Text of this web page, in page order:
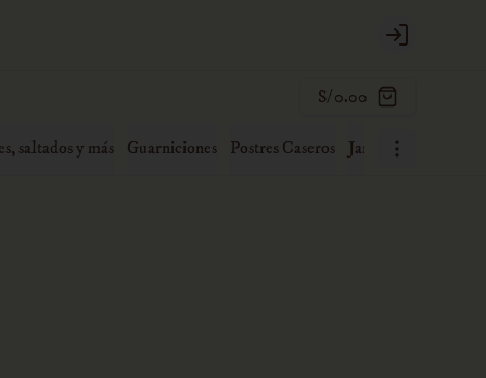
Login
S/ 0.00
saltados y más Guarniciones Postres Caseros Jaranas familiares